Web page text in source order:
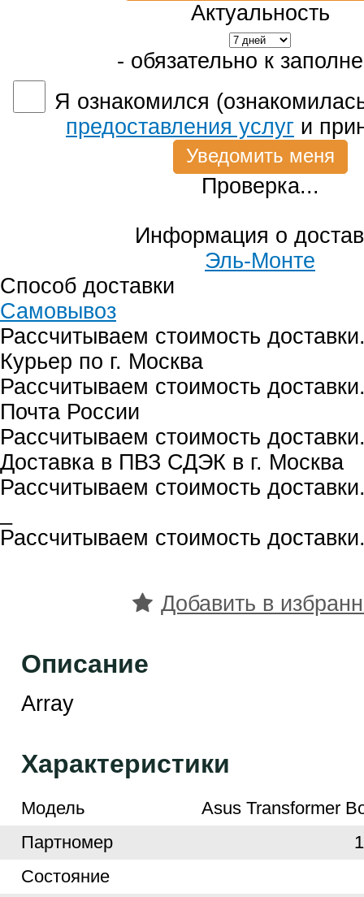
Актуальность
- обязательно к
Я ознакомился
предоставления услуг и
Проверка...
Информация о
Эль-Монте
Способ доставки
Самовывоз
Рассчитываем стоимость
Курьер по г. Москва
Рассчитываем стоимость
Почта России
Рассчитываем стоимость
Доставка в ПВЗ СДЭК в г. Москва
Рассчитываем стоимость
Рассчитываем стоимость
Добавить в
Описание
Array
Характеристики
Модель
Asus Transformer
Партномер
Cостояние